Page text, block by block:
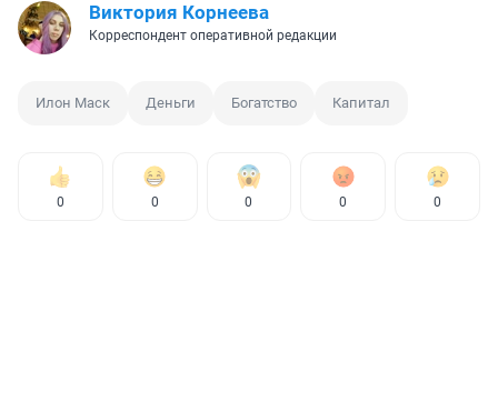
Виктория Корнеева
Корреспондент оперативной редакции
Илон Маск Деньги Богатство Капитал
0 0 0 0 0